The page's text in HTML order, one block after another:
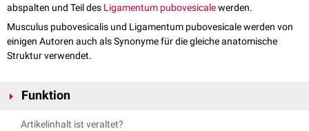
abspalten und Teil des Ligamentum pubovesicalewerden.
Musculus pubovesicalis und Ligamentum pubovesicale werden von
einigen Autoren auch als Synonyme für die gleiche anatomische
Struktur verwendet.
Funktion
Der Musculus pubovesicalis umfasst den Blasenhals und fixiert seine
Artikelinhalt ist veraltet?